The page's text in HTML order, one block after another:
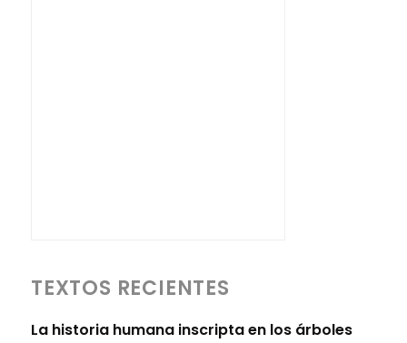
TEXTOS RECIENTES
La historia humana inscripta en los árboles